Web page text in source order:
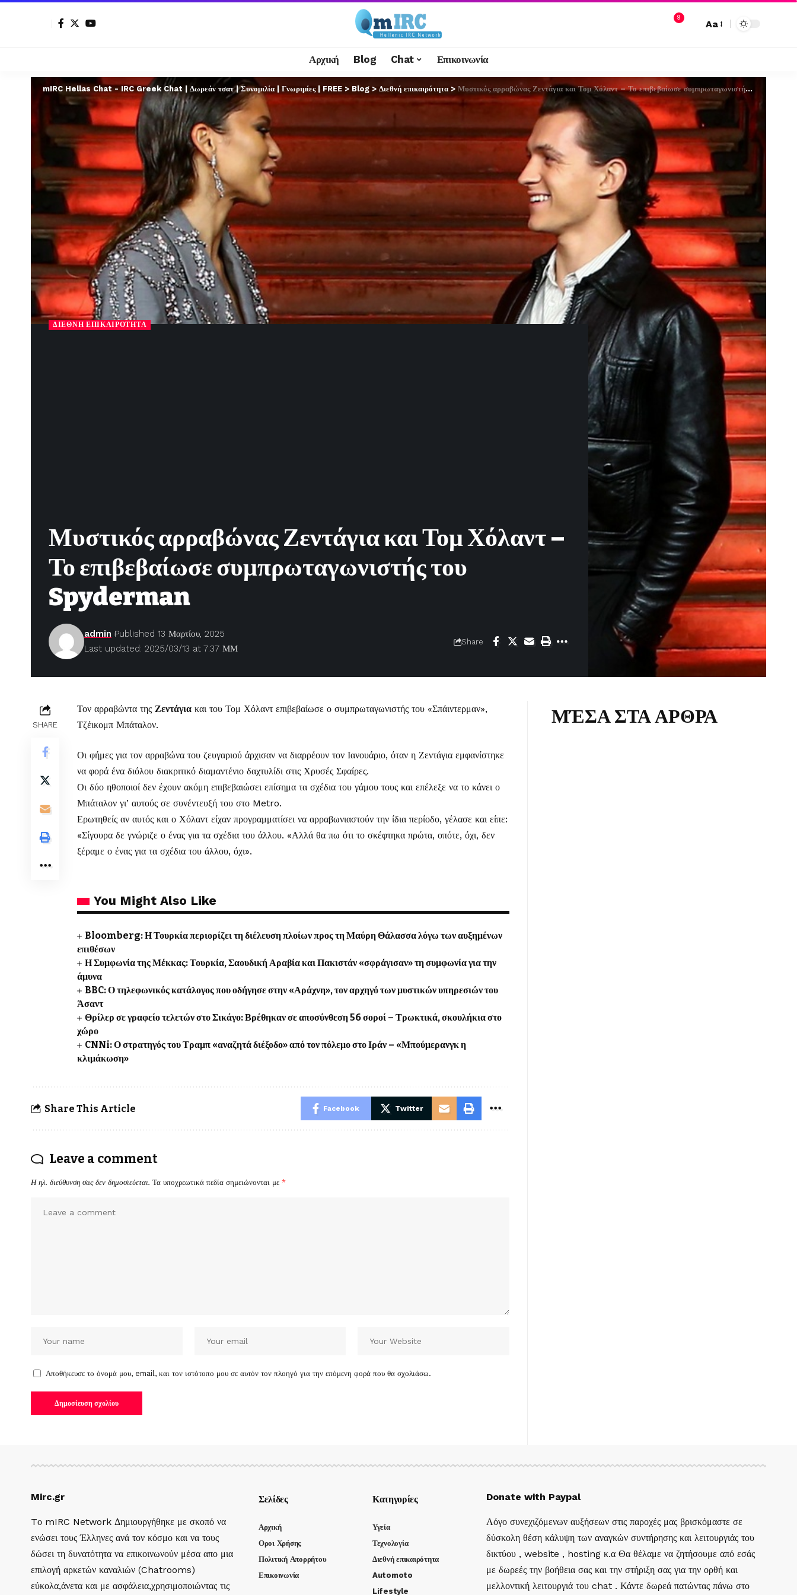
9
Aa
Αρχική Blog Chat Επικοινωνία
mIRC Hellas Chat - IRC Greek Chat | Δωρεάν τσατ | Συνομιλία | Γνωριμίες | FREE > Blog > Διεθνή επικαιρότητα > Μυστικός αρραβώνας Ζεντάγια και Τομ Χόλαντ – Το επιβεβαίωσε συμπρωταγωνιστής του Spyderman
ΔΙΕΘΝΉ ΕΠΙΚΑΙΡΌΤΗΤΑ
Μυστικός αρραβώνας Ζεντάγια και Τομ Χόλαντ –
Το επιβεβαίωσε συμπρωταγωνιστής του
Spyderman
Last updated: 2025/03/13 at 7:37 ΜΜ
admin Published 13 Μαρτίου, 2025
Share
SHARE
Τον αρραβώντα της Ζεντάγια και του Τομ Χόλαντ επιβεβαίωσε ο συμπρωταγωνιστής του «Σπάιντερμαν»,
Τζέικομπ Μπάταλον.
Οι φήμες για τον αρραβώνα του ζευγαριού άρχισαν να διαρρέουν τον Ιανουάριο, όταν η Ζεντάγια εμφανίστηκε
να φορά ένα διόλου διακριτικό διαμαντένιο δαχτυλίδι στις Χρυσές Σφαίρες.
Οι δύο ηθοποιοί δεν έχουν ακόμη επιβεβαιώσει επίσημα τα σχέδια του γάμου τους και επέλεξε να το κάνει ο
Μπάταλον γι’ αυτούς σε συνέντευξή του στο Metro.
Ερωτηθείς αν αυτός και ο Χόλαντ είχαν προγραμματίσει να αρραβωνιαστούν την ίδια περίοδο, γέλασε και είπε:
«Σίγουρα δε γνώριζε ο ένας για τα σχέδια του άλλου. «Αλλά θα πω ότι το σκέφτηκα πρώτα, οπότε, όχι, δεν
ξέραμε ο ένας για τα σχέδια του άλλου, όχι».
You Might Also Like
Bloomberg: Η Τουρκία περιορίζει τη διέλευση πλοίων προς τη Μαύρη Θάλασσα λόγω των αυξημένων
επιθέσων
Η Συμφωνία της Μέκκας: Τουρκία, Σαουδική Αραβία και Πακιστάν «σφράγισαν» τη συμφωνία για την
άμυνα
BBC: Ο τηλεφωνικός κατάλογος που οδήγησε στην «Αράχνη», τον αρχηγό των μυστικών υπηρεσιών του
Άσαντ
Θρίλερ σε γραφείο τελετών στο Σικάγο: Βρέθηκαν σε αποσύνθεση 56 σοροί – Τρωκτικά, σκουλήκια στο
χώρο
CNNi: Ο στρατηγός του Τραμπ «αναζητά διέξοδο» από τον πόλεμο στο Ιράν – «Μπούμερανγκ η
κλιμάκωση»
Share This Article Facebook Twitter
Leave a comment
Η ηλ. διεύθυνση σας δεν δημοσιεύεται. Τα υποχρεωτικά πεδία σημειώνονται με *
Αποθήκευσε το όνομά μου, email, και τον ιστότοπο μου σε αυτόν τον πλοηγό για την επόμενη φορά που θα σχολιάσω.
ΜΈΣΑ ΣΤΑ ΑΡΘΡΑ
Mirc.gr
Tο mIRC Network Δημιουργήθηκε με σκοπό να
ενώσει τους Έλληνες ανά τον κόσμο και να τους
δώσει τη δυνατότητα να επικοινωνούν μέσα απο μια
επιλογή αρκετών καναλιών (Chatrooms)
εύκολα,άνετα και με ασφάλεια,χρησιμοποιώντας τις
Σελίδες
Αρχική
Οροι Χρήσης
Πολιτική Απορρήτου
Επικοινωνία
Κατηγορίες
Υγεία
Τεχνολογία
Διεθνή επικαιρότητα
Automoto
Lifestyle
Donate with Paypal
Λόγο συνεχιζόμενων αυξήσεων στις παροχές μας βρισκόμαστε σε
δύσκολη θέση κάλυψη των αναγκών συντήρησης και λειτουργιάς του
δικτύου , website , hosting κ.α Θα θέλαμε να ζητήσουμε από εσάς
με δωρεές την βοήθεια σας και την στήριξη σας για την ορθή και
μελλοντική λειτουργιά του chat . Κάντε δωρεά πατώντας πάνω στο